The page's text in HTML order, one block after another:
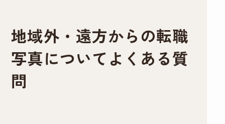
っしゃるお客さんが
多いのも納得です。
しく仰ってくださっ
たので、もしノーメ
イクで出かけること
に抵抗ある女性がい
らっしゃいましたら
いところまで丁寧に
手作業でやっていた
だいてとても満足の
撮りましょうと寄り添って下さいました。
メイクは特別な事はなく、けれどどう写り込む
かを計算したプロのメイクアップです。せっか
くキチンと撮影してもらうなら、下手に素人が
手を入れるより、プロにやってもらう方がより
地域外・遠方からの転職
写真についてよくある質
問